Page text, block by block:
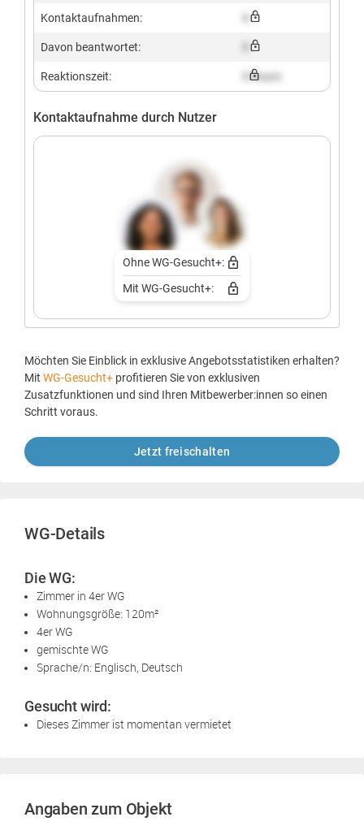
Kontaktaufnahmen:
Davon beantwortet:
Reaktionszeit: X hours
Kontaktaufnahme durch Nutzer
Ohne WG-Gesucht+:
Mit WG-Gesucht+:
Möchten Sie Einblick in exklusive Angebotsstatistiken erhalten?
Mit WG-Gesucht+ profitieren Sie von exklusiven
Zusatzfunktionen und sind Ihren Mitbewerber:innen so einen
Schritt voraus.
Jetzt freischalten
WG-Details
Die WG:
Zimmer in 4er WG
Wohnungsgröße: 120m²
4er WG
gemischte WG
Sprache/n: Englisch, Deutsch
Gesucht wird:
Dieses Zimmer ist momentan vermietet
Angaben zum Objekt